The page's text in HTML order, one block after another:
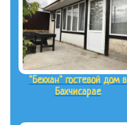
"Бекхан" гостевой дом в
Бахчисарае